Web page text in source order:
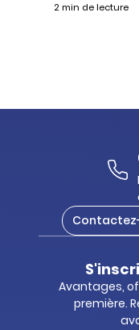
2 min de lecture
Avantages,
première.